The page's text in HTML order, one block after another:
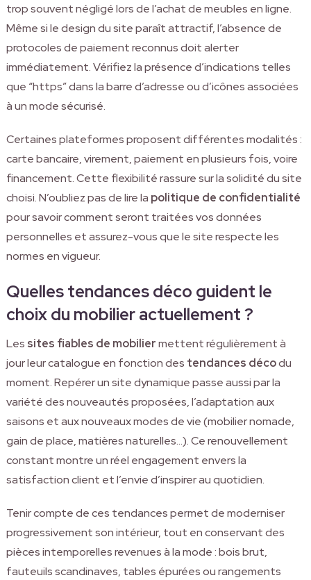
trop souvent négligé lors de l’achat de meubles en ligne.
Même si le design du site paraît attractif, l’absence de
protocoles de paiement reconnus doit alerter
immédiatement. Vérifiez la présence d’indications telles
que “https” dans la barre d’adresse ou d’icônes associées
à un mode sécurisé.
Certaines plateformes proposent différentes modalités :
carte bancaire, virement, paiement en plusieurs fois, voire
financement. Cette flexibilité rassure sur la solidité du site
choisi. N’oubliez pas de lire la politique de confidentialité
pour savoir comment seront traitées vos données
personnelles et assurez-vous que le site respecte les
normes en vigueur.
Quelles tendances déco guident le
choix du mobilier actuellement ?
Les sites fiables de mobiliermettent régulièrement à
jour leur catalogue en fonction des tendances décodu
moment. Repérer un site dynamique passe aussi par la
variété des nouveautés proposées, l’adaptation aux
saisons et aux nouveaux modes de vie (mobilier nomade,
gain de place, matières naturelles…). Ce renouvellement
constant montre un réel engagement envers la
satisfaction client et l’envie d’inspirer au quotidien.
Tenir compte de ces tendances permet de moderniser
progressivement son intérieur, tout en conservant des
pièces intemporelles revenues à la mode : bois brut,
fauteuils scandinaves, tables épurées ou rangements